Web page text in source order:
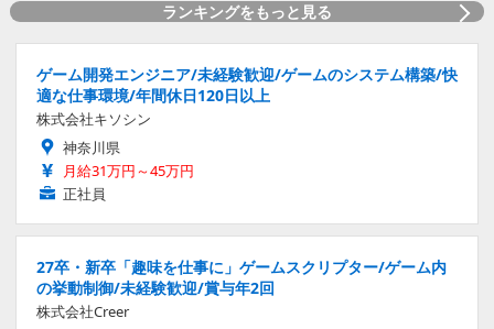
ランキングをもっと見る
ゲーム開発エンジニア/未経験歓迎/ゲームのシステム構築/快
適な仕事環境/年間休日120日以上
株式会社キソシン
神奈川県
月給31万円～45万円
正社員
27卒・新卒「趣味を仕事に」ゲームスクリプター/ゲーム内
の挙動制御/未経験歓迎/賞与年2回
株式会社Creer